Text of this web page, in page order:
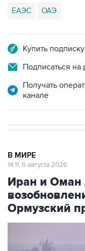
ЕАЭС ОАЭ
Купить
Подписаться на
Получать
канале
В МИРЕ
14:11, 6 августа 2026
Иран и Оман
Ормузский